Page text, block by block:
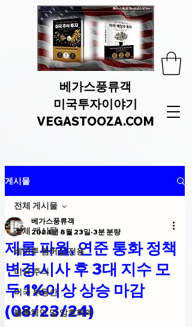
베가스풍류객
미국투자이야기
VEGASTOOZA.COM
게시물
전체 게시물
베미투 멤버십 전용
미국 주식
미국 부동산
블록체인 및 암호화폐
전체 게시물
제롬 파월, 연준 통화 정책
변경 시사 후 3대 지수 모
두 1%이상 상승 마감
(08/23/24)
베가스풍류객
2024년 8월 23일 3분 분량